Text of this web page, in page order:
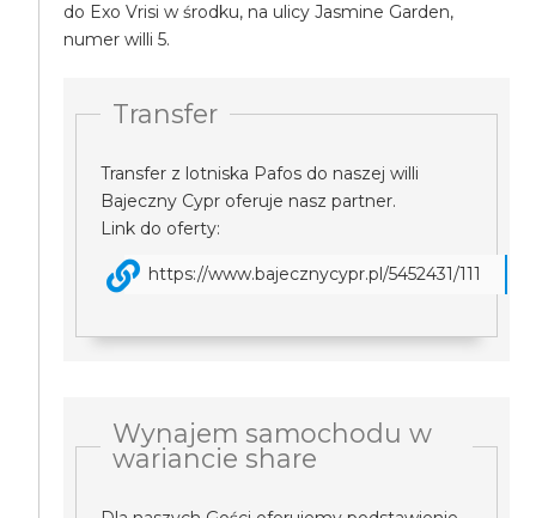
do Exo Vrisi w środku, na ulicy Jasmine Garden,
numer willi 5.
Transfer
Transfer z lotniska Pafos do naszej willi
Bajeczny Cypr oferuje nasz partner.
Link do oferty:
https://www.bajecznycypr.pl/5452431/111
Wynajem samochodu w
wariancie share